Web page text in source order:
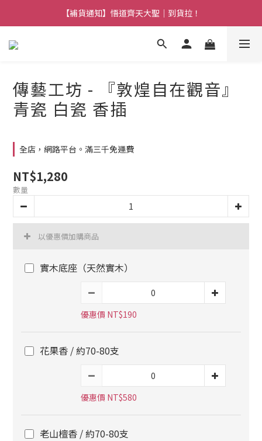
【熱門】馬上有系列！四種寶物幫你財運「轉」進來
【補貨通知】悟道齊天大聖｜到貨拉！
【熱門】馬上有系列！四種寶物幫你財運「轉」進來
傳藝工坊 - 『敦煌自在觀音』
青瓷 白瓷 香插
全店，網路平台。滿三千免運費
NT$1,280
數量
以優惠價加購商品
實木底座（天然實木）
優惠價 NT$190
花果香 / 約70-80支
優惠價 NT$580
老山檀香 / 約70-80支